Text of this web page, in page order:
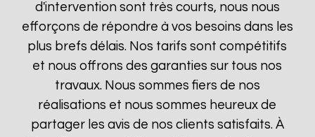
d'intervention sont très courts, nous nous
efforçons de répondre à vos besoins dans les
plus brefs délais. Nos tarifs sont compétitifs
et nous offrons des garanties sur tous nos
travaux. Nous sommes fiers de nos
réalisations et nous sommes heureux de
partager les avis de nos clients satisfaits. À